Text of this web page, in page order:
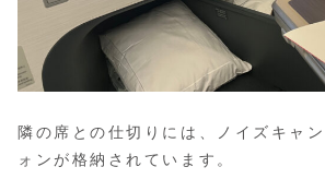
隣の席との仕切りには、ノイズキャ
ォンが格納されています。